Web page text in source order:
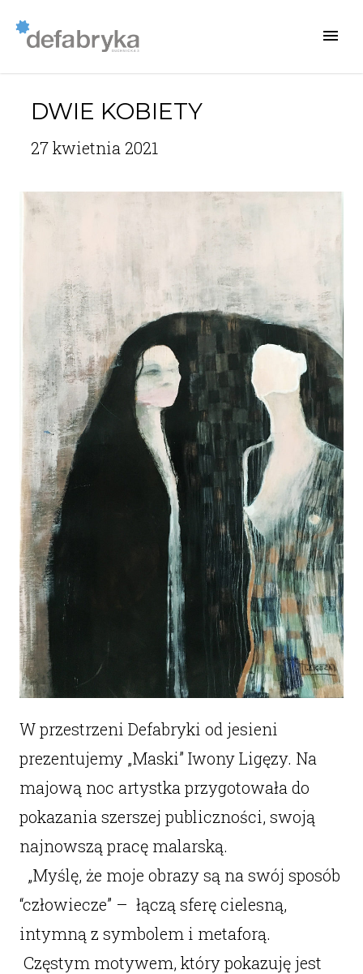
DWIE KOBIETY
27 kwietnia 2021
W przestrzeni Defabryki od jesieni
prezentujemy „Maski” Iwony Ligęzy. Na
majową noc artystka przygotowała do
pokazania szerszej publiczności, swoją
najnowszą pracę malarską.
„Myślę, że moje obrazy są na swój sposób
“człowiecze” – łączą sferę cielesną,
intymną z symbolem i metaforą.
Częstym motywem, który pokazuję jest